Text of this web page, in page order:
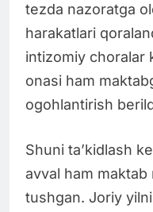
tezda nazoratga
harakatlari
intizomiy choralar
onasi ham
ogohlantirish
Shuni ta’kidlash
avval ham maktab
tushgan. Joriy